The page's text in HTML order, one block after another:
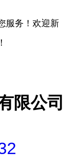
服务！欢迎新
限公司